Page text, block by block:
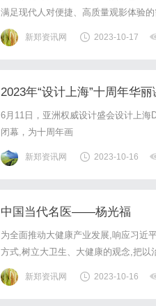
满足现代人对便捷、高质量观影体验
其中，9141影院作为国内知名的在线
受到了广大观众的喜爱和追捧。作为
新郑资讯网 2023-10-17
2023年“设计上海”十周年华
6月11日，亚洲权威设计盛会设计上海
闭幕，为十周年画
新郑资讯网 2023-10-16
中国当代名医——杨光福
为全面推动大健康产业发展,响应习近
方式,树立大卫生、大健康的观念,把
全民健康素养。”以及“要秉持人类卫
道在中医事业发展中,守护人民健康中
新郑资讯网 2023-10-16